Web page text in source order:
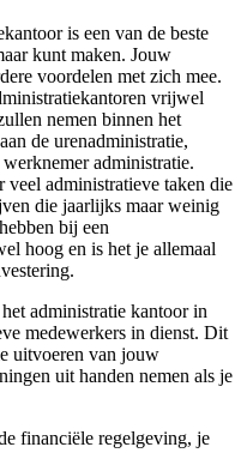
is een van de beste
kunt maken. Jouw
voordelen met zich mee.
vrijwel
nemen binnen het
de urenadministratie,
administratie.
veel administratieve taken die
die jaarlijks maar weinig
bij een
hoog en is het je allemaal
administratie kantoor in
medewerkers in dienst. Dit
uitvoeren van jouw
uit handen nemen als je
financiële regelgeving, je